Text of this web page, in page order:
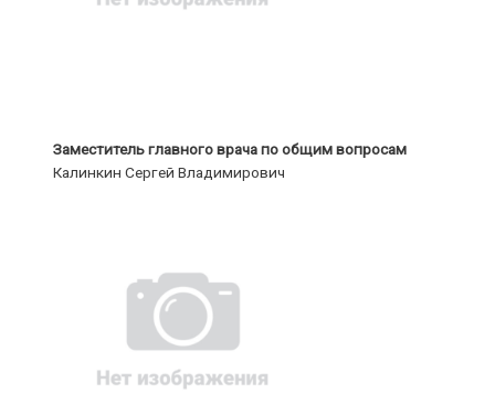
Заместитель главного врача по общим вопросам
Калинкин Сергей Владимирович